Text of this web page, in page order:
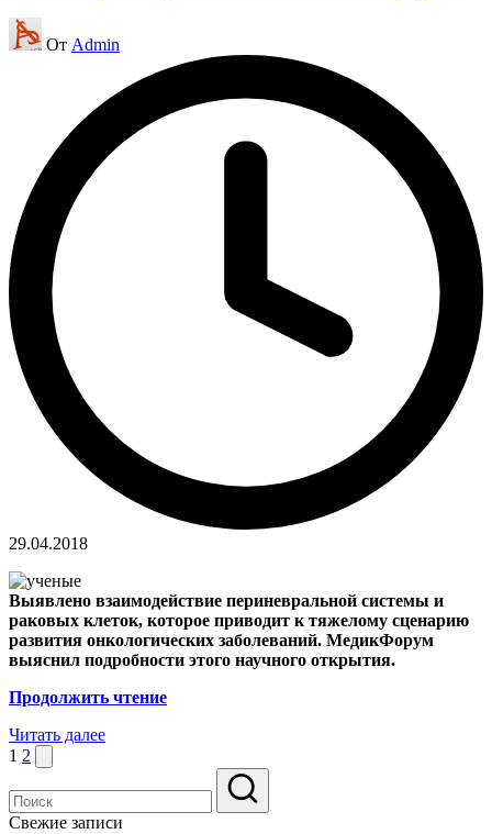
Запись
от
От Admin
29.04.2018
Выявлено взаимодействие периневральной системы и
раковых клеток, которое приводит к тяжелому сценарию
развития онкологических заболеваний. МедикФорум
выяснил подробности этого научного открытия.
Продолжить чтение
Читать далее
Пагинация
записей
1 2 Следующая
страница
Свежие записи